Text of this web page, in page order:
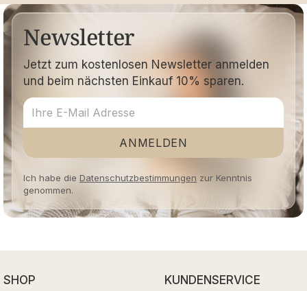
Newsletter
Jetzt zum kostenlosen Newsletter anmelden
und beim nächsten Einkauf 10% sparen.
ANMELDEN
Ich habe die Datenschutzbestimmungen zur Kenntnis
genommen.
SHOP KUNDENSERVICE